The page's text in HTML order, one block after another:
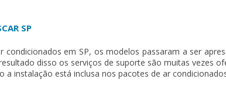
SP
condicionados em SP, os modelos passaram a ser
disso os serviços de suporte são muitas vezes
a instalação está inclusa nos pacotes de ar